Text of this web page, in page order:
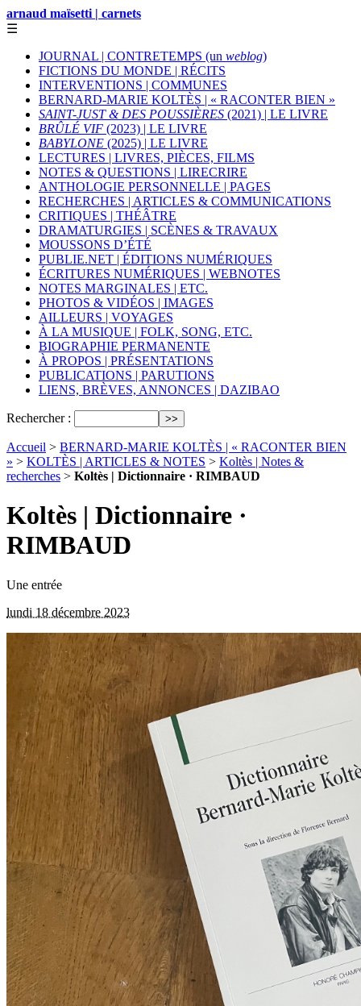
arnaud maïsetti | carnets
☰
JOURNAL | CONTRETEMPS (un weblog)
FICTIONS DU MONDE | RÉCITS
INTERVENTIONS | COMMUNES
BERNARD-MARIE KOLTÈS | « RACONTER BIEN »
SAINT-JUST & DES POUSSIÈRES (2021) | LE LIVRE
BRÛLÉ VIF (2023) | LE LIVRE
BABYLONE (2025) | LE LIVRE
LECTURES | LIVRES, PIÈCES, FILMS
NOTES & QUESTIONS | LIRECRIRE
ANTHOLOGIE PERSONNELLE | PAGES
RECHERCHES | ARTICLES & COMMUNICATIONS
CRITIQUES | THÉÂTRE
DRAMATURGIES | SCÈNES & TRAVAUX
MOUSSONS D’ÉTÉ
PUBLIE.NET | ÉDITIONS NUMÉRIQUES
ÉCRITURES NUMÉRIQUES | WEBNOTES
NOTES MARGINALES | ETC.
PHOTOS & VIDÉOS | IMAGES
AILLEURS | VOYAGES
À LA MUSIQUE | FOLK, SONG, ETC.
BIOGRAPHIE PERMANENTE
À PROPOS | PRÉSENTATIONS
PUBLICATIONS | PARUTIONS
LIENS, BRÈVES, ANNONCES | DAZIBAO
Rechercher :
Accueil > BERNARD-MARIE KOLTÈS | « RACONTER BIEN
» > KOLTÈS | ARTICLES & NOTES > Koltès | Notes &
recherches > Koltès | Dictionnaire · RIMBAUD
Koltès | Dictionnaire ·
RIMBAUD
Une entrée
lundi 18 décembre 2023